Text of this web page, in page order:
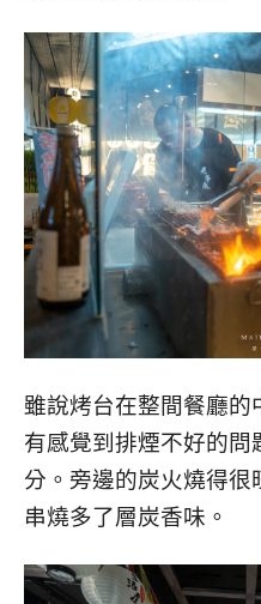
雖說烤台在整間餐廳的
有感覺到排煙不好的問
分。旁邊的炭火燒得很
串燒多了層炭香味。